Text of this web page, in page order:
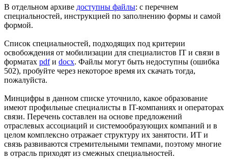
В отдельном архиве доступны файлы: с перечнем
специальностей, инструкцией по заполнению формы и самой
формой.
Список специальностей, подходящих под критерии
освобождения от мобилизации для специалистов IT и связи в
форматах pdfи docx. Файлы могут быть недоступны (ошибка
502), пробуйте через некоторое время их скачать тогда,
пожалуйста.
Минцифры в данном списке уточнило, какое образование
имеют профильные специалисты в IT-компаниях и операторах
связи. Перечень составлен на основе предложений
отраслевых ассоциаций и системообразующих компаний и в
целом комплексно отражает структуру их занятости. ИТ и
связь развиваются стремительными темпами, поэтому многие
в отрасль приходят из смежных специальностей.